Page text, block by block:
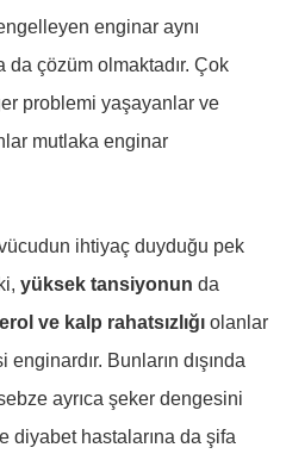
enginar aynı
da çözüm olmaktadır. Çok
problemi yaşayanlar ve
mutlaka enginar
ihtiyaç duyduğu pek
yüksek tansiyonun da
ve kalp rahatsızlığı olanlar
enginardır. Bunların dışında
ayrıca şeker dengesini
diyabet hastalarına da şifa